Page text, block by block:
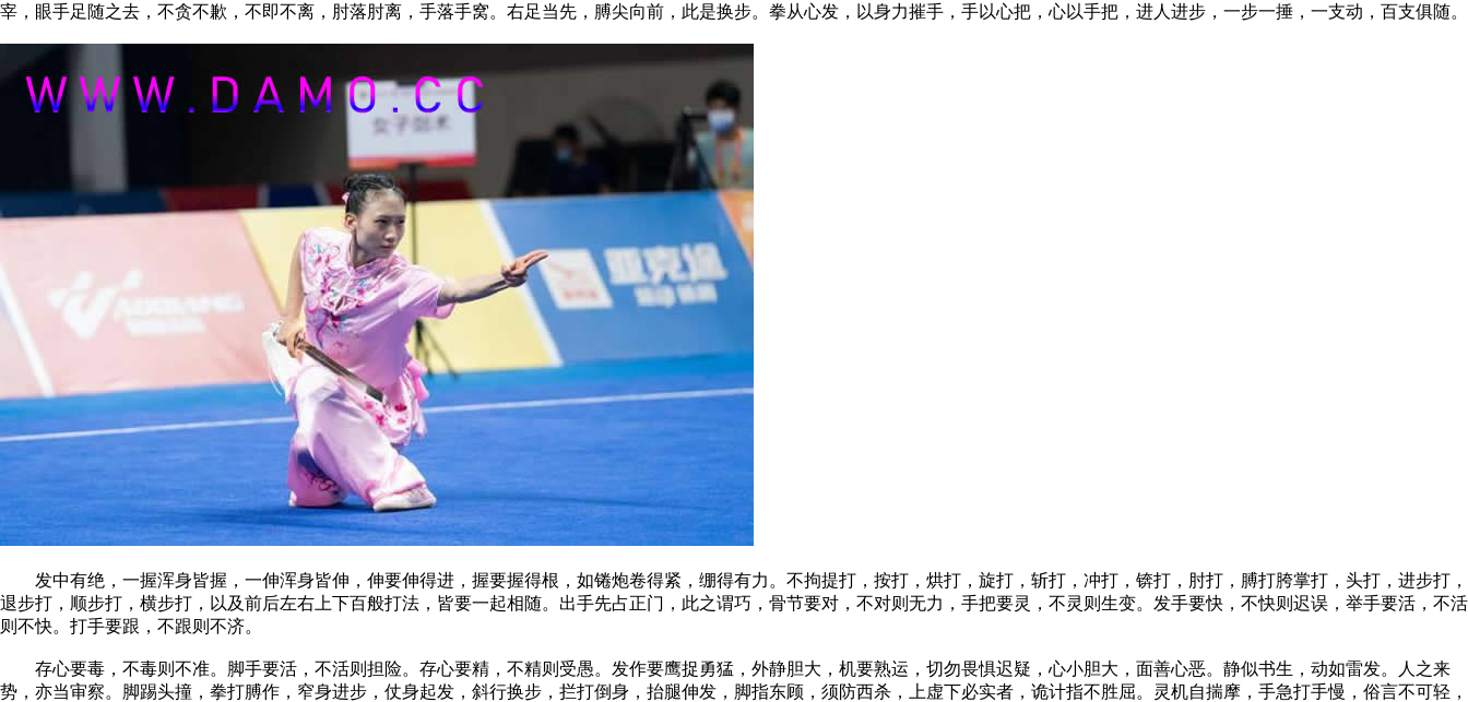
宰，眼手足随之去，不贪不歉，不即不离，肘落肘离，手落手窝。右足当先，膊尖向前，此是换步。拳从心发，以身力摧手，手以心把，心以手把，进人进步，一步一捶，一支动，百支俱随。
发中有绝，一握浑身皆握，一伸浑身皆伸，伸要伸得进，握要握得根，如锩炮卷得紧，绷得有力。不拘提打，按打，烘打，旋打，斩打，冲打，锛打，肘打，膊打胯掌打，头打，进步打，
退步打，顺步打，横步打，以及前后左右上下百般打法，皆要一起相随。出手先占正门，此之谓巧，骨节要对，不对则无力，手把要灵，不灵则生变。发手要快，不快则迟误，举手要活，不活
则不快。打手要跟，不跟则不济。
存心要毒，不毒则不准。脚手要活，不活则担险。存心要精，不精则受愚。发作要鹰捉勇猛，外静胆大，机要熟运，切勿畏惧迟疑，心小胆大，面善心恶。静似书生，动如雷发。人之来
势，亦当审察。脚踢头撞，拳打膊作，窄身进步，仗身起发，斜行换步，拦打倒身，抬腿伸发，脚指东顾，须防西杀，上虚下必实者，诡计指不胜屈。灵机自揣摩，手急打手慢，俗言不可轻，